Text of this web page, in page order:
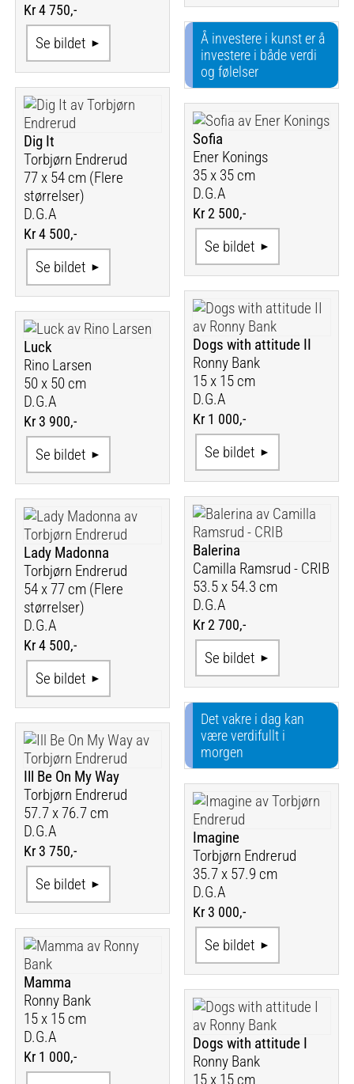
Kr 4 750,-
Se bildet
Å investere i kunst er å
investere i både verdi
og følelser
Dig It
Torbjørn Endrerud
77 x 54 cm (Flere
størrelser)
D.G.A
Kr 4 500,-
Se bildet
Sofia
Ener Konings
35 x 35 cm
D.G.A
Kr 2 500,-
Se bildet
Dogs with attitude II
Ronny Bank
15 x 15 cm
D.G.A
Kr 1 000,-
Se bildet
Luck
Rino Larsen
50 x 50 cm
D.G.A
Kr 3 900,-
Se bildet
Balerina
Camilla Ramsrud - CRIB
53.5 x 54.3 cm
D.G.A
Kr 2 700,-
Se bildet
Lady Madonna
Torbjørn Endrerud
54 x 77 cm (Flere
størrelser)
D.G.A
Kr 4 500,-
Se bildet
Det vakre i dag kan
være verdifullt i
morgen
Ill Be On My Way
Torbjørn Endrerud
57.7 x 76.7 cm
D.G.A
Kr 3 750,-
Se bildet
Imagine
Torbjørn Endrerud
35.7 x 57.9 cm
D.G.A
Kr 3 000,-
Se bildet
Mamma
Ronny Bank
15 x 15 cm
D.G.A
Kr 1 000,-
Dogs with attitude I
Ronny Bank
15 x 15 cm